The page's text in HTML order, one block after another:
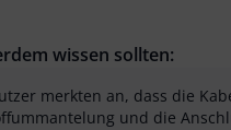
wissen sollten:
merkten an, dass die
und die